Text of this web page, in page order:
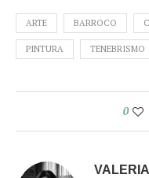
ARTE BARROCO
PINTURA TENEBRISMO
0